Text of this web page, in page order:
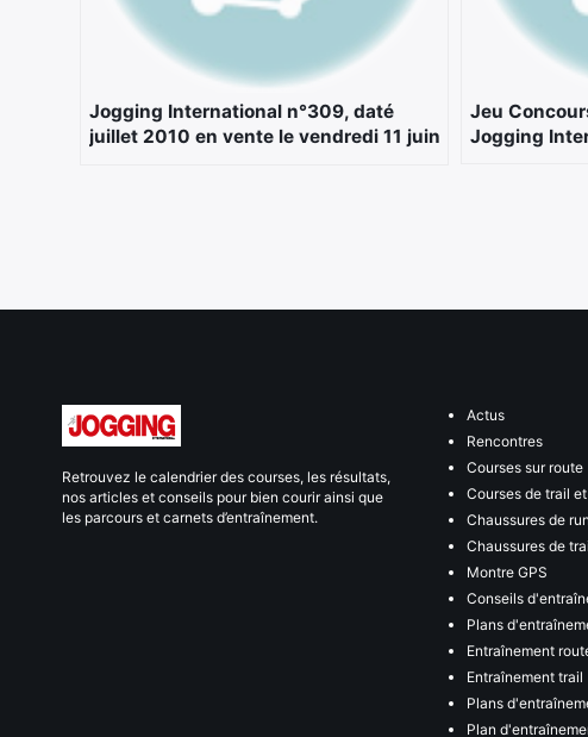
Jogging International n°309, daté
juillet 2010 en vente le vendredi 11 juin
Jeu
Jogging
Retrouvez le calendrier des courses, les résultats,
nos articles et conseils pour bien courir ainsi que
les parcours et carnets d’entraînement.
Actus
Rencontres
Courses sur route
Courses de trail
Chaussures de
Chaussures de
Montre GPS
Conseils
Plans
Entraînement
Entraînement trail
Plans
Plan